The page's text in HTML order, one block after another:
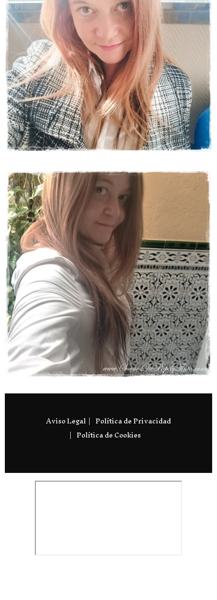
Aviso Legal
Política de Privacidad
Política de Cookies